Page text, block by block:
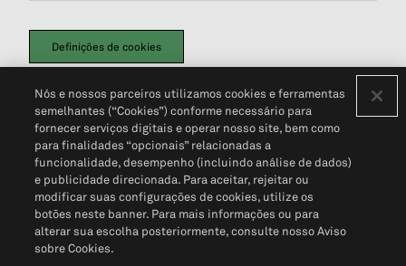
Definições de cookies
Política de PrivacidadePortal de privacidade do cliente (em inglês)
Não Venda Minhas Informações Pessoais© 2026 S&P Global
Nós e nossos parceiros utilizamos cookies e ferramentas
semelhantes (“Cookies”) conforme necessário para
fornecer serviços digitais e operar nosso site, bem como
para finalidades “opcionais” relacionadas a
funcionalidade, desempenho (incluindo análise de dados)
e publicidade direcionada. Para aceitar, rejeitar ou
modificar suas configurações de cookies, utilize os
botões neste banner. Para mais informações ou para
alterar sua escolha posteriormente, consulte nosso Aviso
sobre Cookies.